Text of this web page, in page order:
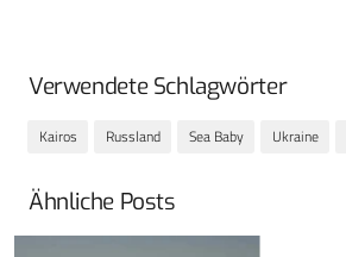
Verwendete Schlagwörter
Kairos Russland Sea Baby Ukraine
Ähnliche Posts